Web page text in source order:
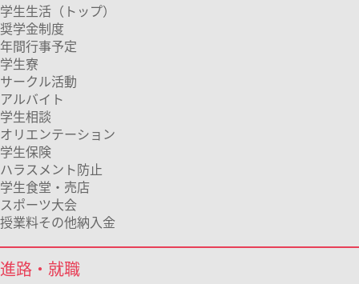
学生生活（トップ）
奨学金制度
年間行事予定
学生寮
サークル活動
アルバイト
学生相談
オリエンテーション
学生保険
ハラスメント防止
学生食堂・売店
スポーツ大会
授業料その他納入金
進路・就職